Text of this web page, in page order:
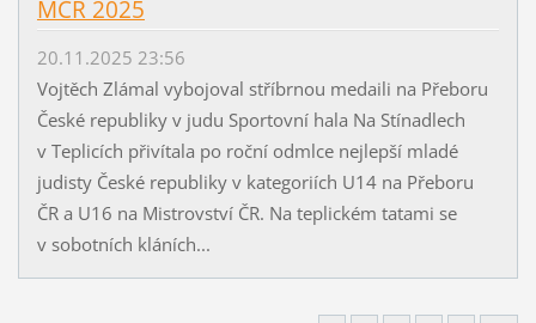
MČR 2025
20.11.2025 23:56
Vojtěch Zlámal vybojoval stříbrnou medaili na Přeboru
České republiky v judu Sportovní hala Na Stínadlech
v Teplicích přivítala po roční odmlce nejlepší mladé
judisty České republiky v kategoriích U14 na Přeboru
ČR a U16 na Mistrovství ČR. Na teplickém tatami se
v sobotních kláních...